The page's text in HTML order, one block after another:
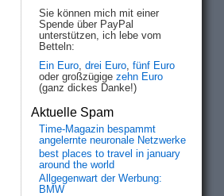
Sie können mich mit einer
Spende über PayPal
unterstützen, ich lebe vom
Betteln:
Ein Euro, drei Euro, fünf Euro
oder großzügige zehn Euro
(ganz dickes Danke!)
Aktuelle Spam
Time-Magazin bespammt
angelernte neuronale Netzwerke
best places to travel in january
around the world
Allgegenwart der Werbung:
BMW